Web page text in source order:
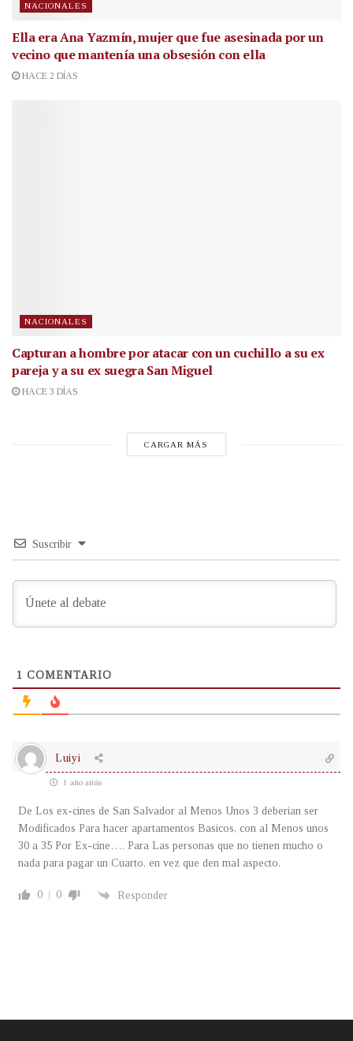
NACIONALES
Ella era Ana Yazmín, mujer que fue asesinada por un
vecino que mantenía una obsesión con ella
HACE 2 DÍAS
NACIONALES
Capturan a hombre por atacar con un cuchillo a su ex
pareja y a su ex suegra San Miguel
HACE 3 DÍAS
CARGAR MÁS
Suscribir
1 COMENTARIO
Luiyi
1 año atrás
De Los ex-cines de San Salvador al Menos Unos 3 deberian ser
Modificados Para hacer apartamentos Basicos, con al Menos unos
30 a 35 Por Ex-cine…. Para Las personas que no tienen mucho o
nada para pagar un Cuarto. en vez que den mal aspecto.
0 0 Responder